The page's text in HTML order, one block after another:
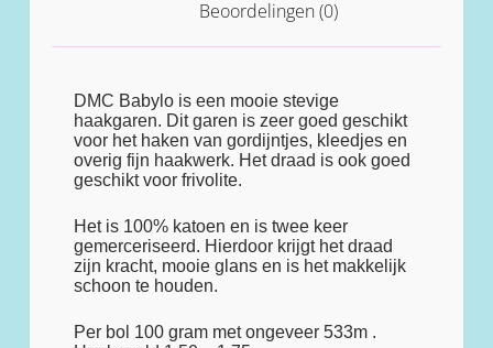
Beoordelingen (0)
DMC Babylo is een mooie stevige
haakgaren. Dit garen is zeer goed geschikt
voor het haken van gordijntjes, kleedjes en
overig fijn haakwerk. Het draad is ook goed
geschikt voor frivolite.
Het is 100% katoen en is twee keer
gemerceriseerd. Hierdoor krijgt het draad
zijn kracht, mooie glans en is het makkelijk
schoon te houden.
Per bol 100 gram met ongeveer 533m .